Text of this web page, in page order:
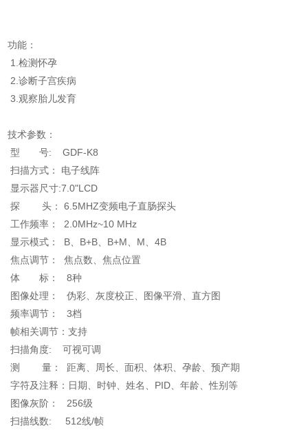
功能：
1.检测怀孕
2.诊断子宫疾病
3.观察胎儿发育
技术参数：
型 号: GDF-K8
扫描方式： 电子线阵
显示器尺寸:7.0"LCD
探 头： 6.5MHZ变频电子直肠探头
工作频率： 2.0MHz~10 MHz
显示模式： B、B+B、B+M、M、4B
焦点调节： 焦点数、焦点位置
体 标： 8种
图像处理： 伪彩、灰度校正、图像平滑、直方图
频率调节： 3档
帧相关调节：支持
扫描角度: 可视可调
测 量： 距离、周长、面积、体积、孕龄、预产期
字符及注释：日期、时钟、姓名、PID、年龄、性别等
图像灰阶： 256级
扫描线数: 512线/帧